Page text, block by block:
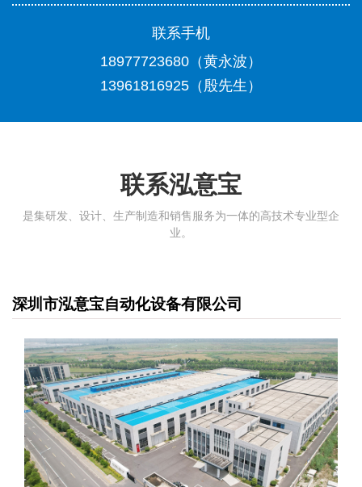
联系手机
18977723680（黄永波）
13961816925（殷先生）
联系泓意宝
是集研发、设计、生产制造和销售服务为一体的高技术专业型企
业。
深圳市泓意宝自动化设备有限公司